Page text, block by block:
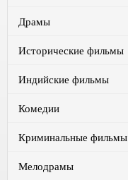
Драмы
Исторические фильмы
Индийские фильмы
Комедии
Криминальные фильмы
Мелодрамы